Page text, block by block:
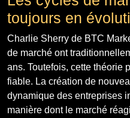
toujours en
Charlie Sherry de BTC
de marché ont
ans. Toutefois, cette théorie
fiable. La création de
dynamique des entreprises
manière dont le marché